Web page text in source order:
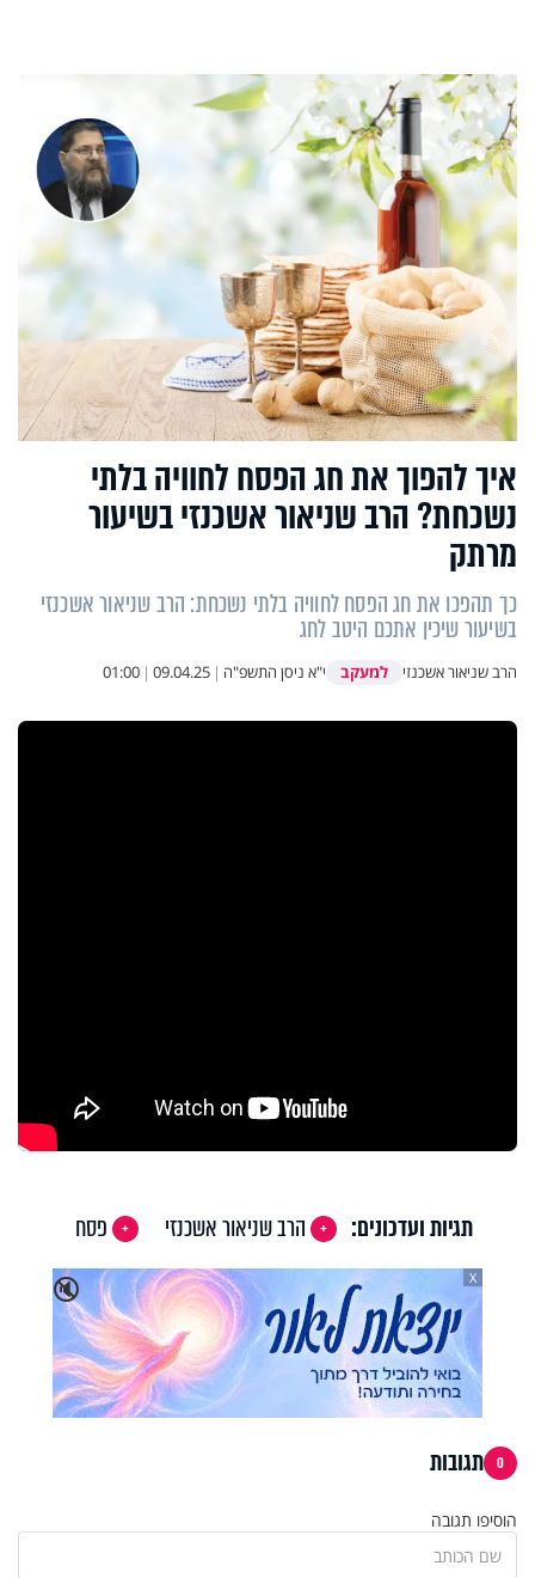
איך להפוך את חג הפסח לחוויה בלתי
נשכחת? הרב שניאור אשכנזי בשיעור
מרתק
כך תהפכו את חג הפסח לחוויה בלתי נשכחת: הרב שניאור אשכנזי
בשיעור שיכין אתכם היטב לחג
הרב שניאור אשכנזי למעקב י"א ניסן התשפ"ה |
09.04.25
|
01:00
תגיות ועדכונים: הרב שניאור אשכנזי
פסח
🔇
X
0 תגובות
הוסיפו תגובה